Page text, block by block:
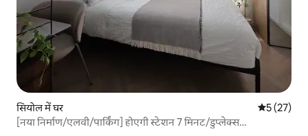
सियोल में घर औसत रेटिंग
5 (27)
[नया निर्माण/एलवी/पार्किंग] होएगी स्टेशन 7 मिनट/डुप्लेक्स